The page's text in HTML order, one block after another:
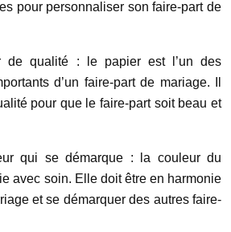
pour personnaliser son faire-part de
de qualité : le papier est l’un des
d’un faire-part de mariage. Il
pour que le faire-part soit beau et
qui se démarque : la couleur du
avec soin. Elle doit être en harmonie
et se démarquer des autres faire-